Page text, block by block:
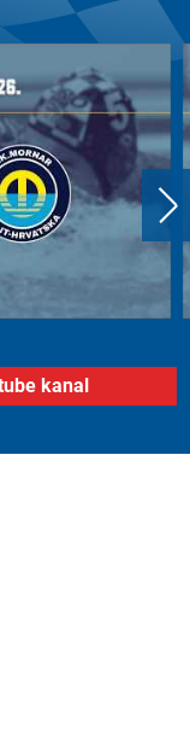
kanal